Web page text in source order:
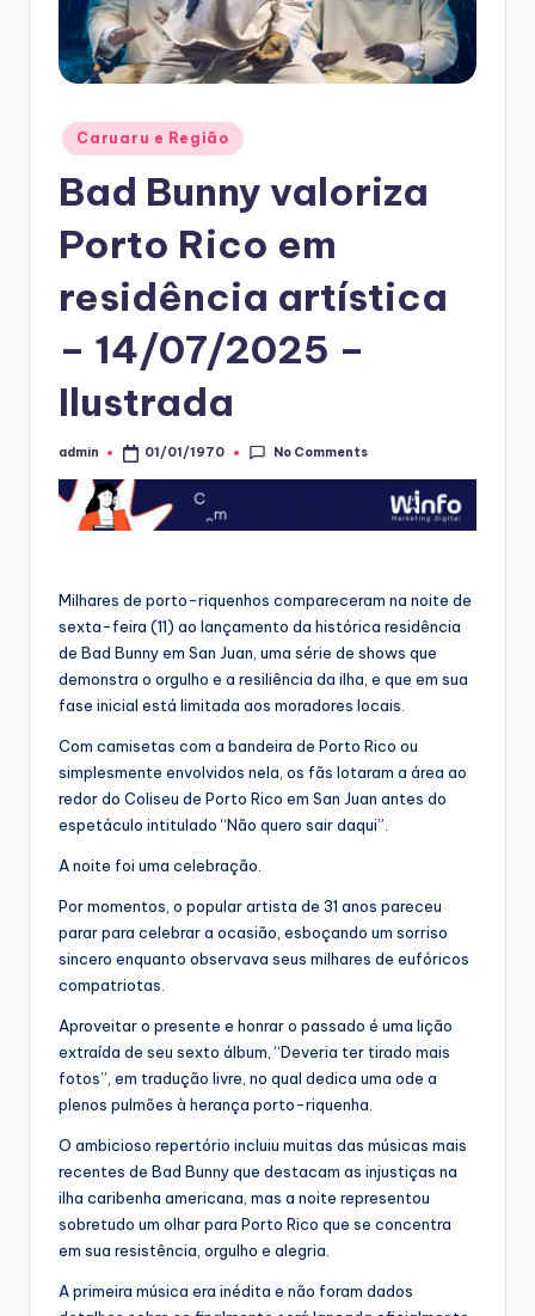
Posted
in
Caruaru e Região
Bad Bunny valoriza
Porto Rico em
residência artística
– 14/07/2025 –
Ilustrada
Posted
admin 01/01/1970 No Comments
Milhares de porto-riquenhos compareceram na noite de
sexta-feira (11) ao lançamento da histórica residência
de Bad Bunny em San Juan, uma série de shows que
demonstra o orgulho e a resiliência da ilha, e que em sua
fase inicial está limitada aos moradores locais.
Com camisetas com a bandeira de Porto Rico ou
simplesmente envolvidos nela, os fãs lotaram a área ao
redor do Coliseu de Porto Rico em San Juan antes do
espetáculo intitulado “Não quero sair daqui”.
A noite foi uma celebração.
Por momentos, o popular artista de 31 anos pareceu
parar para celebrar a ocasião, esboçando um sorriso
sincero enquanto observava seus milhares de eufóricos
compatriotas.
Aproveitar o presente e honrar o passado é uma lição
extraída de seu sexto álbum, “Deveria ter tirado mais
fotos”, em tradução livre, no qual dedica uma ode a
plenos pulmões à herança porto-riquenha.
O ambicioso repertório incluiu muitas das músicas mais
recentes de Bad Bunny que destacam as injustiças na
ilha caribenha americana, mas a noite representou
sobretudo um olhar para Porto Rico que se concentra
em sua resistência, orgulho e alegria.
A primeira música era inédita e não foram dados